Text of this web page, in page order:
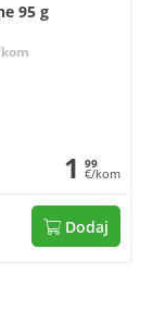
95 g
1 99
€/kom
Dodaj